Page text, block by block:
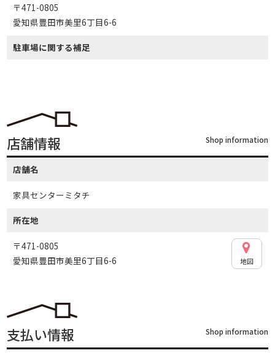
〒471-0805
愛知県豊田市美里6丁目6-6
駐車場に関する補足
店舗情報 Shop information
店舗名
家具センターミタチ
所在地
〒471-0805
愛知県豊田市美里6丁目6-6
地図
支払い情報 Shop information